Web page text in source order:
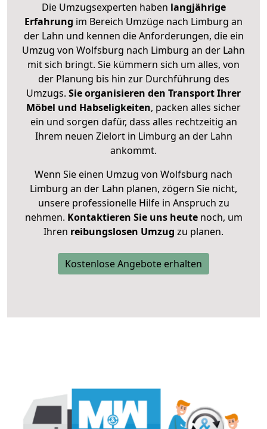
Die Umzugsexperten haben langjährige
Erfahrung im Bereich Umzüge nach Limburg an
der Lahn und kennen die Anforderungen, die ein
Umzug von Wolfsburg nach Limburg an der Lahn
mit sich bringt. Sie kümmern sich um alles, von
der Planung bis hin zur Durchführung des
Umzugs. Sie organisieren den Transport Ihrer
Möbel und Habseligkeiten, packen alles sicher
ein und sorgen dafür, dass alles rechtzeitig an
Ihrem neuen Zielort in Limburg an der Lahn
ankommt.
Wenn Sie einen Umzug von Wolfsburg nach
Limburg an der Lahn planen, zögern Sie nicht,
unsere professionelle Hilfe in Anspruch zu
nehmen. Kontaktieren Sie uns heutenoch, um
Ihren reibungslosen Umzug zu planen.
Kostenlose Angebote erhalten